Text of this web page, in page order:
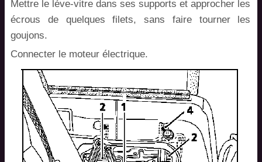
Mettre le léve-vitre dans ses supports et approcher les
écrous de quelques filets, sans faire tourner les
goujons.
Connecter le moteur électrique.